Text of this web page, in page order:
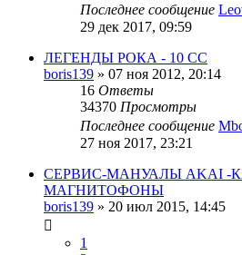
Последнее сообщение
29 дек 2017, 09:59
ЛЕГЕНДЫ РОКА - 10 СС
boris139 » 07 ноя 2012, 20:14
16 Ответы
34370 Просмотры
Последнее сообщение
27 ноя 2017, 23:21
СЕРВИС-МАНУАЛЫ AKAI -
МАГНИТОФОНЫ
boris139 » 20 июл 2015, 14:45
1